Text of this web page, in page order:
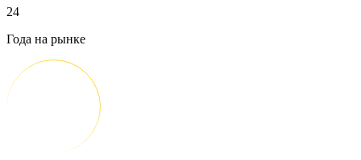
24
Года на рынке